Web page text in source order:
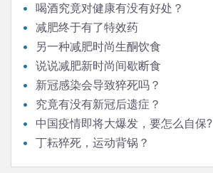
喝酒究竟对健康有没有好处？
减肥终于有了特效药
另一种减肥时尚生酮饮食
说说减肥新时尚间歇断食
新冠感染会导致猝死吗？
究竟有没有新冠后遗症？
中国疫情即将大爆发，要怎么自保?
丁耘猝死，运动背锅？